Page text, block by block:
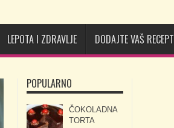
LEPOTA I ZDRAVLJE DODAJTE VAŠ RECEPT
POPULARNO
ČOKOLADNA
TORTA